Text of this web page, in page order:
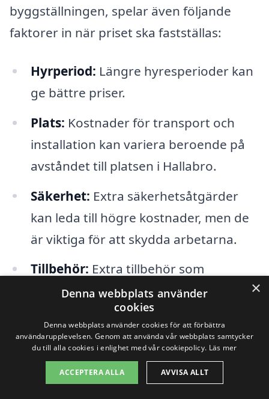
byggställningen, spelar även följande
faktorer in när priset ska fastställas:
Hyrperiod: Längre hyresperioder kan
ge bättre priser.
Plats: Kostnader för transport och
installation kan variera beroende på
avståndet till platsen i Hallabro.
Säkerhet: Extra säkerhetsåtgärder
kan leda till högre kostnader, men de
är viktiga för att skydda arbetarna.
Tillbehör: Extra tillbehör som
plattformar och skydd kan också
påverka det totala priset.
Det är också viktigt att tänka på att
kvaliteten på materialet och tillverkaren
×
Denna webbplats använder
cookies
Denna webbplats använder cookies för att förbättra
användarupplevelsen. Genom att använda vår webbplats samtycker
du till alla cookies i enlighet med vår cookiepolicy. Läs mer
ACCEPTERA ALLA AVVISA ALLT